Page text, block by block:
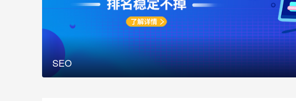
,
网
站
制SEO